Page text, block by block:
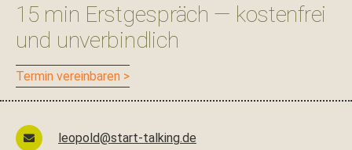
15 min Erstgespräch — kostenfrei
und unverbindlich
Ter­min vereinbaren >
leopold@start-talking.de